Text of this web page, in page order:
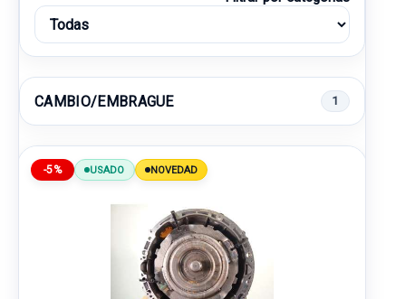
CAMBIO/EMBRAGUE 1
-5% USADO NOVEDAD